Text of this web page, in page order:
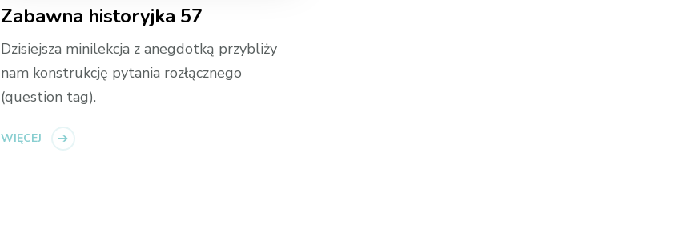
Zabawna historyjka 57
Dzisiejsza minilekcja z anegdotką przybliży
nam konstrukcję pytania rozłącznego
(question tag).
WIĘCEJ